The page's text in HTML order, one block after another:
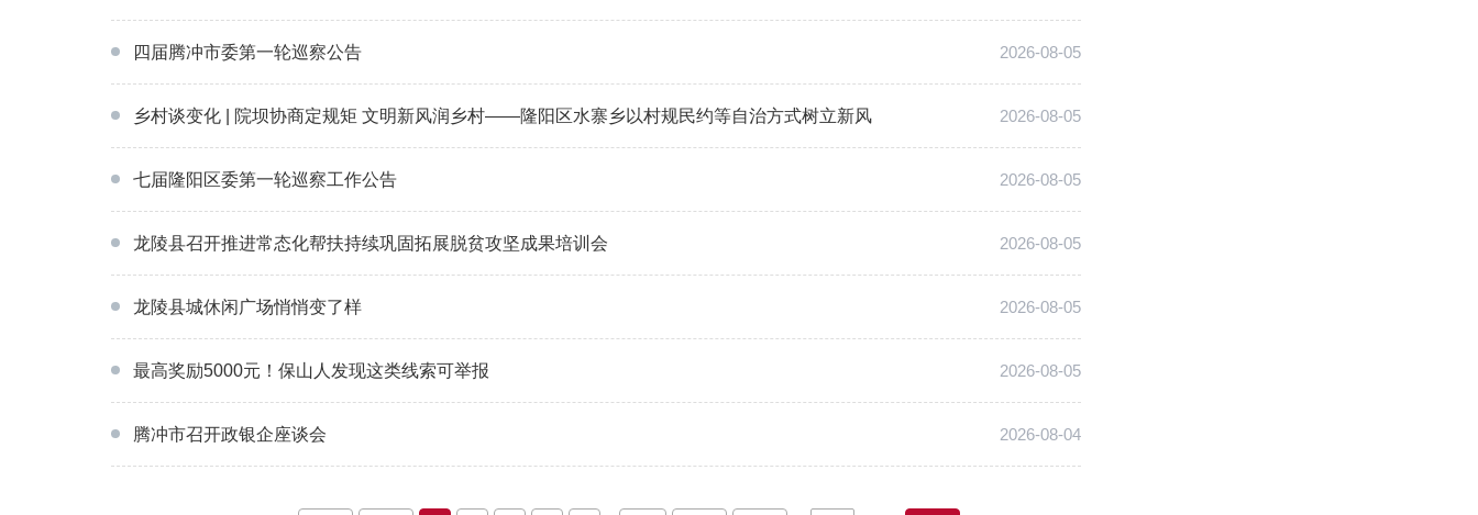
四届腾冲市委第一轮巡察公告 2026-08-05
乡村谈变化 | 院坝协商定规矩 文明新风润乡村——隆阳区水寨乡以村规民约等自治方式树立新风 2026-08-05
七届隆阳区委第一轮巡察工作公告 2026-08-05
龙陵县召开推进常态化帮扶持续巩固拓展脱贫攻坚成果培训会 2026-08-05
龙陵县城休闲广场悄悄变了样 2026-08-05
最高奖励5000元！保山人发现这类线索可举报 2026-08-05
腾冲市召开政银企座谈会 2026-08-04